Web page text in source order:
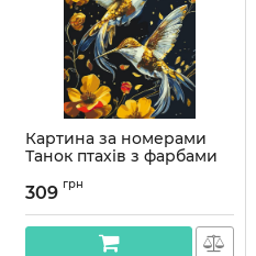
Картина за номерами
Танок птахів з фарбами
LW 30759
Артикул:LW30759
309 грн